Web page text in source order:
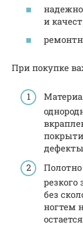
и
При покупке
без
ногтем